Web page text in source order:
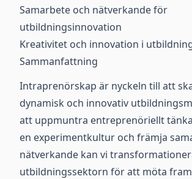
Samarbete och nätverkande för
utbildningsinnovation
Kreativitet och innovation i
Sammanfattning
Intraprenörskap är nyckeln till att
dynamisk och innovativ
att uppmuntra entreprenöriellt
en experimentkultur och främja
nätverkande kan vi
utbildningssektorn för att möta